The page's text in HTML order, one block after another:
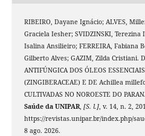
RIBEIRO, Dayane Ignácio; ALVES,
Graciela Iesher; SVIDZINSKI, Terezina
Isalina Ansilieiro; FERREIRA, Fabiana
Gilberto Alves; GAZIM, Zilda Cristiani.
ANTIFÚNGICA DOS ÓLEOS
(ZINGIBERACEAE) E DE Achillea
CULTIVADAS NO NOROESTE DO
Saúde da UNIPAR, [S. l.], v. 14, n. 2,
https://revistas.unipar.br/index.php/
8 ago. 2026.